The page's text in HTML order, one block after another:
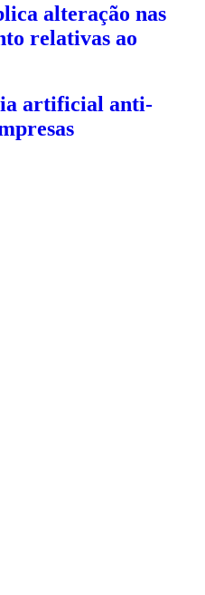
alteração nas
relativas ao
artificial anti-